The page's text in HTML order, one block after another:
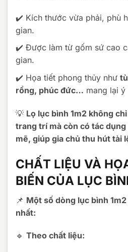
✔️ Kích thước vừa phải, phù
gian.
✔️ Được làm từ gốm sứ cao
gian.
✔️ Họa tiết phong thủy như
rồng, phúc đức… mang lại ý
💡 Lọ lục bình 1m2 không
trang trí mà còn có tác
mẽ, giúp gia chủ thu hút tài
CHẤT LIỆU VÀ
BIẾN CỦA LỤC
📌 Một số dòng lục bình
nhất:
🔹 Theo chất liệu: